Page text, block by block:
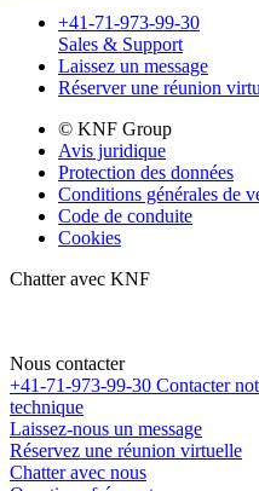
+41-71-973-99-30
Sales & Support
Laissez un message
Réserver une réunion
© KNF Group
Avis juridique
Protection des données
Conditions générales de
Code de conduite
Cookies
Chatter avec KNF
Nous contacter
+41-71-973-99-30 Contacter
technique
Laissez-nous un message
Réservez une réunion virtuelle
Chatter avec nous